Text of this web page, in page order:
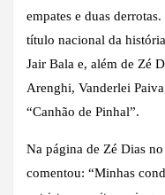
empates e duas
título nacional da
Jair Bala e, além de Zé
Arenghi, Vanderlei
“Canhão de Pinhal”.
Na página de Zé Dias
comentou: “Minhas